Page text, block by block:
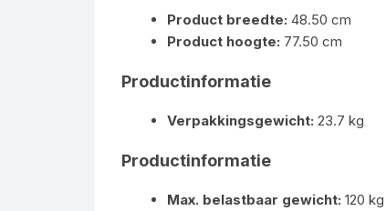
Product breedte: 48.50 cm
Product hoogte: 77.50 cm
Productinformatie
Verpakkingsgewicht: 23.7 kg
Productinformatie
Max. belastbaar gewicht: 120 kg